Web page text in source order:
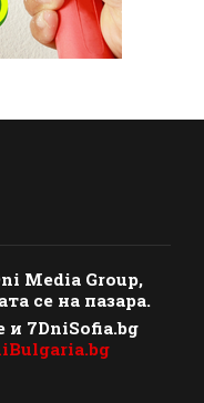
Media Group,
се на пазара.
7DniSofia.bg